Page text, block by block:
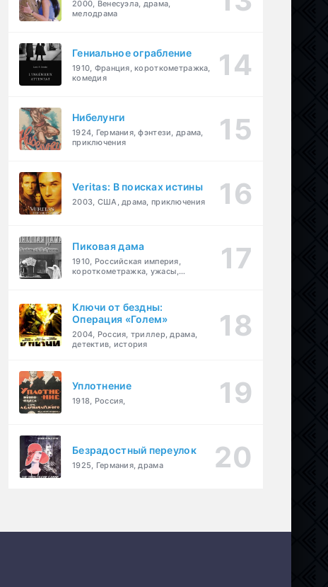
2000, Венесуэла, драма,
мелодрама
Гениальное ограбление
1910, Франция, короткометражка,
комедия
Нибелунги
1924, Германия, фэнтези, драма,
приключения
Veritas: В поисках истины
2003, США, драма, приключения
Пиковая дама
1910, Российская империя,
короткометражка, ужасы,
Ключи от бездны:
Операция «Голем»
2004, Россия, триллер, драма,
детектив, история
Уплотнение
1918, Россия,
Безрадостный переулок
1925, Германия, драма